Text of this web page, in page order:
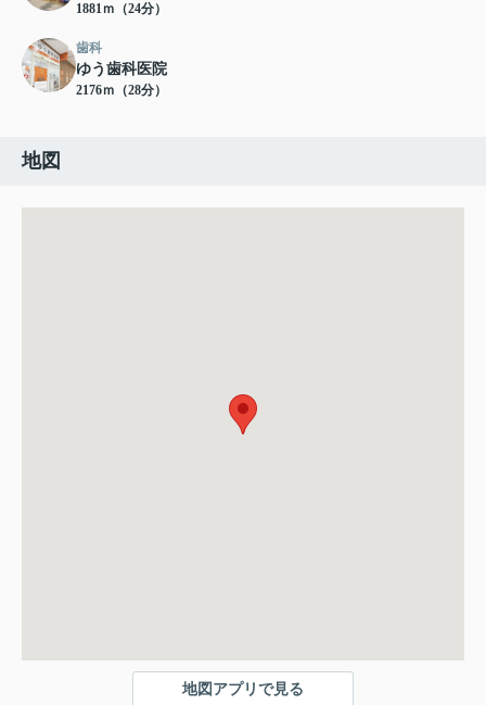
1881ｍ（24分）
歯科
ゆう歯科医院
2176ｍ（28分）
地図
地図アプリで見る